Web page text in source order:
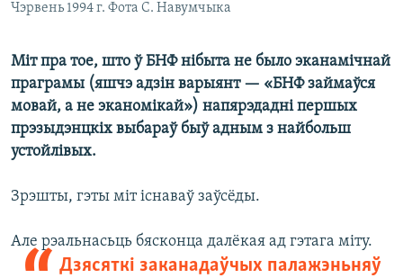
Чэрвень 1994 г. Фота С. Навумчыка
Міт пра тое, што ў БНФ нібыта не было эканамічнай
праграмы (яшчэ адзін варыянт — «БНФ займаўся
мовай, а не эканомікай») напярэдадні першых
прэзыдэнцкіх выбараў быў адным з найбольш
устойлівых.
Зрэшты, гэты міт існаваў заўсёды.
Але рэальнасьць бясконца далёкая ад гэтага міту.
Дзясяткі заканадаўчых палажэньняў